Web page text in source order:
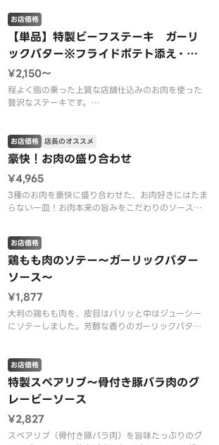
います。
当店自慢の自家製ガーリックバターソースと別添の
ステーキソースでお召し上が
【単品】特製ビーフステーキ ガーリ
ックバター※フライドポテト添え・ス
テーキソース付
お店価格
¥2,150〜
程よく脂の乗った上質な店舗仕込みのお肉を使った
贅沢なステーキです。
お肉と一緒にフライドポテトが添えてあります。
※ステーキにガーリックバターソースをかけた状態
でご提供いたし
豪快！お肉の盛り合わせ
お店価格 店長のオススメ
¥4,965
3種のお肉を豪快に盛り合わせた、お肉好きにはたま
らない一皿！お肉本来の旨みをこだわりのソースと
・特製ビーフステーキ（オリジナルソース）
・特製スペアリブ（骨付き豚肉のグレービーソー
ス）
鶏もも肉のソテー～ガーリックバター
ソース～
お店価格
¥1,877
大判の鶏もも肉を、皮目はパリッと中はジューシー
にソテーしました。芳醇な香りのガーリックバター
マト・玉ねぎ・バター・アーモンド・アンチョビ・
オレガノ・ローズマリー・ニンニク】
特製スペアリブ～骨付き豚バラ肉のグ
レービーソース
お店価格
¥2,827
スペアリブ（骨付き豚バラ肉）を旨味たっぷりのグ